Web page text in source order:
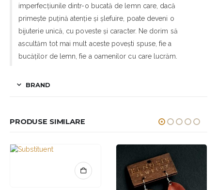
imperfecțiunile dintr-o bucată de lemn care, dacă
primește puțină atenție și șlefuire, poate deveni o
bijuterie unică, cu poveste și caracter. Ne dorim să
ascultăm tot mai mult aceste povești spuse, fie a
bucăților de lemn, fie a oamenilor cu care lucrăm.
BRAND
PRODUSE SIMILARE